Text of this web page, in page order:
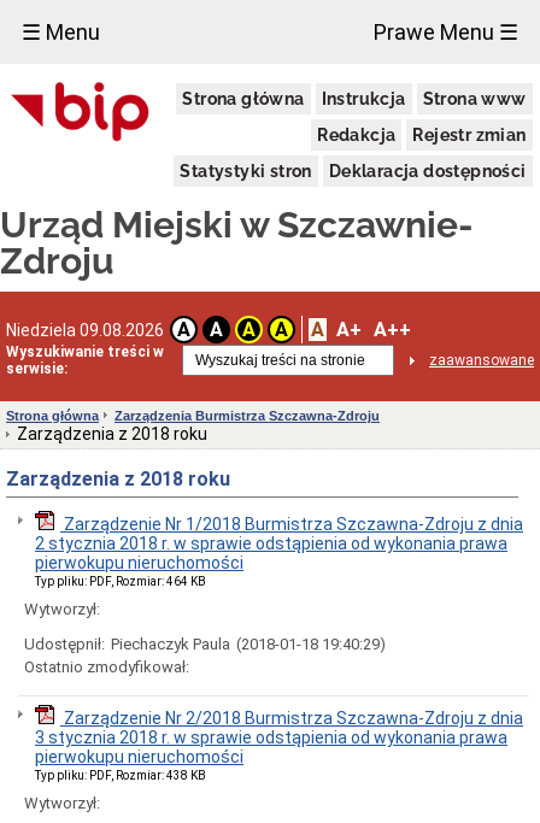
☰ Menu Prawe Menu ☰
Strona główna Instrukcja
Strona www
Redakcja
Rejestr zmian
Statystyki stron
Deklaracja dostępności
Urząd Miejski w Szczawnie-
Zdroju
Niedziela 09.08.2026 A A A A A A+ A++
Wyszukiwanie treści w
serwisie:
zaawansowane
Urząd
Miejski
Aktualności
Dni
i
godziny
otwarcia
telefonów
Kierownictwo
Statut
struktura
Urzędu
Obwieszczenia
Burmistrza
Interpretacje
Burmistrza
naborze
pracowników
obwieszczenia,
informacje
innych
instytucji
Uchwała
antysmogowa
Strona główna Zarządzenia Burmistrza Szczawna-Zdroju
Zarządzenia z 2018 roku
Zarządzenia z 2018 roku
Zarządzenie Nr 1/2018 Burmistrza Szczawna-Zdroju z dnia
2 stycznia 2018 r. w sprawie odstąpienia od wykonania prawa
pierwokupu nieruchomości
Typ pliku: PDF, Rozmiar: 464 KB
Wytworzył:
Udostępnił: Piechaczyk Paula (2018-01-18 19:40:29)
Ostatnio zmodyfikował:
Zarządzenie Nr 2/2018 Burmistrza Szczawna-Zdroju z dnia
3 stycznia 2018 r. w sprawie odstąpienia od wykonania prawa
pierwokupu nieruchomości
Typ pliku: PDF, Rozmiar: 438 KB
Wytworzył:
×